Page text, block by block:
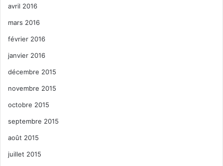
avril 2016
mars 2016
février 2016
janvier 2016
décembre 2015
novembre 2015
octobre 2015
septembre 2015
août 2015
juillet 2015